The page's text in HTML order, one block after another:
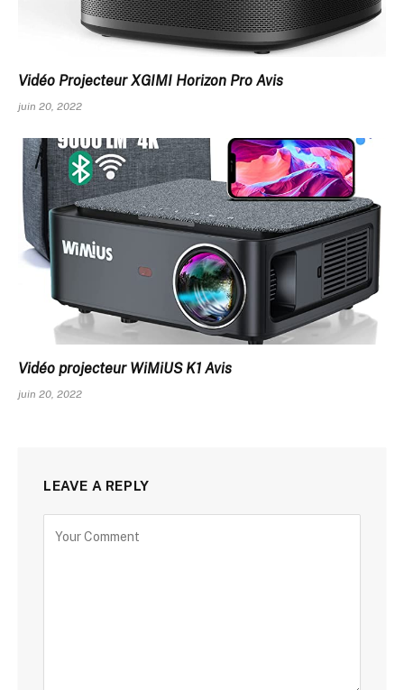
Vidéo Projecteur XGIMI Horizon Pro Avis
juin 20, 2022
Vidéo projecteur WiMiUS K1 Avis
juin 20, 2022
LEAVE A REPLY